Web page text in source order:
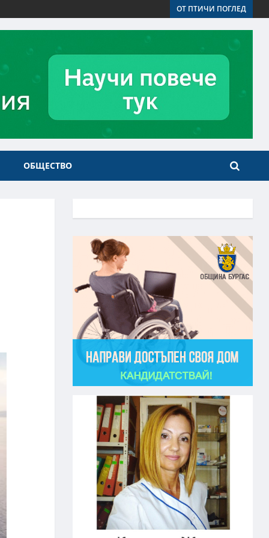
ОТ ПТИЧИ ПОГЛЕД
ОБЩЕСТВО